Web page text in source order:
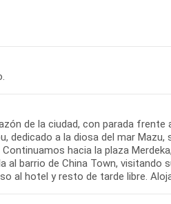
de la ciudad, con parada frente
dedicado a la diosa del mar Mazu,
hacia la plaza
al barrio de China Town, visitando
al hotel y resto de tarde libre.